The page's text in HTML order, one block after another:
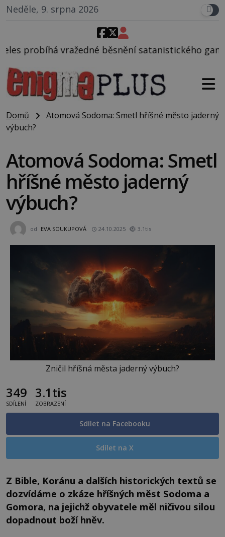
Neděle, 9. srpna 2026
běsnění satanistického gangu vedeného
Domů
Atomová Sodoma: Smetl hříšné město jaderný
výbuch?
Atomová Sodoma: Smetl
hříšné město jaderný
výbuch?
od EVA SOUKUPOVÁ 24.10.2025 3.1tis
Zničil hříšná města jaderný výbuch?
349
SDÍLENÍ
3.1tis
ZOBRAZENÍ
Sdílet na Facebooku
Sdílet na X
Z Bible, Koránu a dalších historických textů se
dozvídáme o zkáze hříšných měst Sodoma a
Gomora, na jejichž obyvatele měl ničivou silou
dopadnout boží hněv.